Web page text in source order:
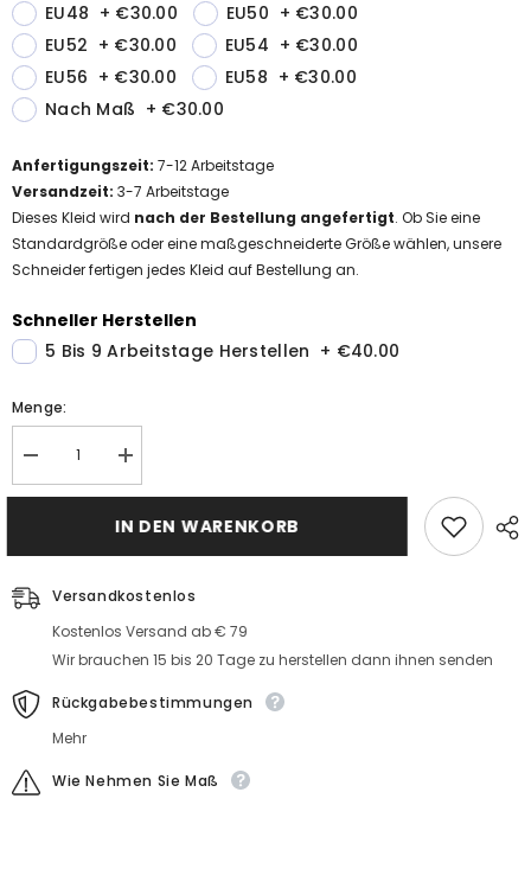
EU48 + €30.00 EU50 + €30.00
EU52 + €30.00 EU54 + €30.00
EU56 + €30.00 EU58 + €30.00
Nach Maß + €30.00
Anfertigungszeit: 7-12Arbeitstage
Versandzeit: 3-7 Arbeitstage
Dieses Kleid wird nach der Bestellung angefertigt. Ob Sie eine
Standardgröße oder eine maßgeschneiderte Größe wählen, unsere
Schneider fertigen jedes Kleid auf Bestellung an.
Schneller Herstellen
5 Bis 9 Arbeitstage Herstellen + €40.00
Menge:
Schwarze
Abendkleider
Abiballkleider
Kaufen
MengeSchwarze
Abendkleider
Lang
Glitzer
Abiballkleider
Günstig
IN DEN WARENKORB
Versandkostenlos
Kostenlos Versand ab € 79
Wir brauchen 15 bis 20 Tage zu herstellen dann ihnen senden
Rückgabebestimmungen
Mehr
Wie Nehmen Sie Maß